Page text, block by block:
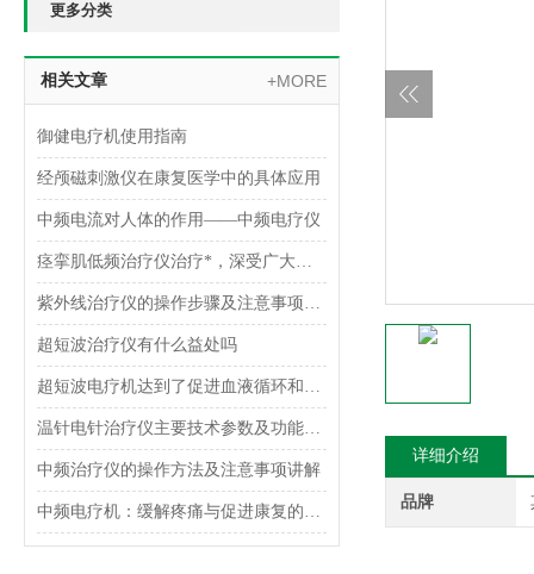
更多分类
相关文章 +MORE
御健电疗机使用指南
经颅磁刺激仪在康复医学中的具体应用
中频电流对人体的作用——中频电疗仪
痉挛肌低频治疗仪治疗*，深受广大用户的好评
紫外线治疗仪的操作步骤及注意事项讲解
超短波治疗仪有什么益处吗
超短波电疗机达到了促进血液循环和修复，增强机体免疫力的治疗目的
温针电针治疗仪主要技术参数及功能介绍
中频治疗仪的操作方法及注意事项讲解
中频电疗机：缓解疼痛与促进康复的有效手段
详细介绍
品牌